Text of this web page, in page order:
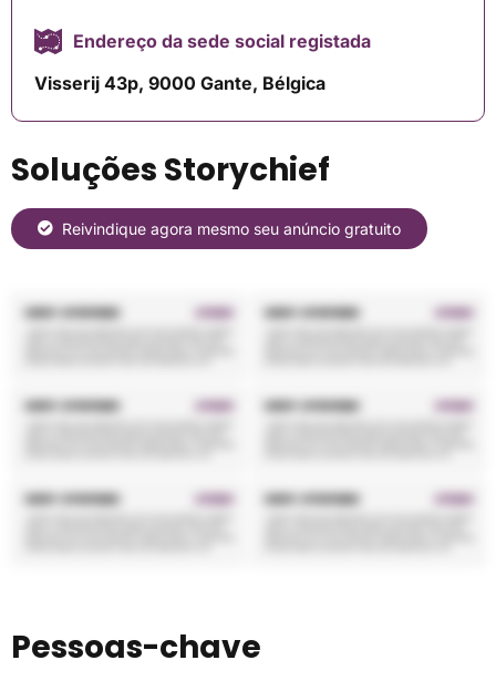
Endereço da sede social registada
Visserij 43p, 9000 Gante, Bélgica
Soluções Storychief
Reivindique agora mesmo seu anúncio gratuito
Pessoas-chave